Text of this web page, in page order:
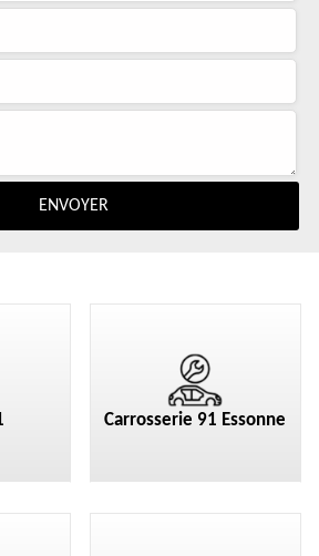
Carrosserie 91 Essonne